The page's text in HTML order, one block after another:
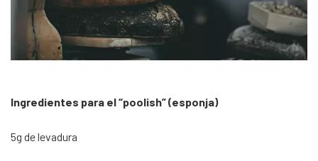
Ingredientes para el “poolish” (esponja)
5g de levadura